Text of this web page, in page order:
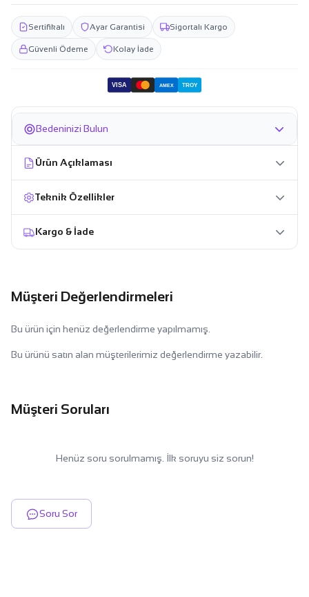
Sertifikalı Ayar Garantisi Sigortalı Kargo
Güvenli Ödeme Kolay İade
VISA AMEX TROY
Bedeninizi Bulun
Ürün Açıklaması
Teknik Özellikler
Kargo & İade
Müşteri Değerlendirmeleri
Bu ürün için henüz değerlendirme yapılmamış.
Bu ürünü satın alan müşterilerimiz değerlendirme yazabilir.
Müşteri Soruları
Henüz soru sorulmamış. İlk soruyu siz sorun!
Soru Sor